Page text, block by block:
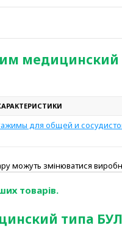
для общей и
можуть змінюватися
товарів.
типа